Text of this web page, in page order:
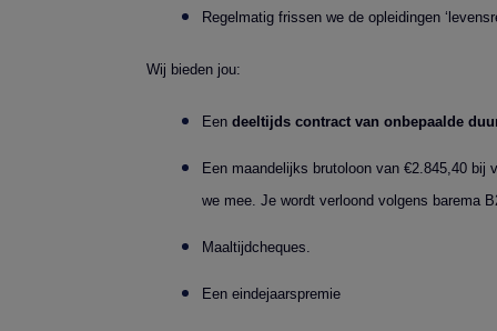
Regelmatig frissen we de opleidingen
Wij bieden jou:
Een deeltijds contract van onbepaalde
Een maandelijks brutoloon van €2.845,40 bij
we mee. Je wordt verloond volgens barema
Maaltijdcheques.
Een eindejaarspremie